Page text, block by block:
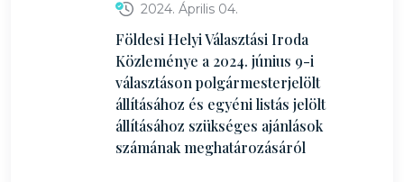
2024. Április 04.
Földesi Helyi Választási Iroda
Közleménye a 2024. június 9-i
választáson polgármesterjelölt
állításához és egyéni listás jelölt
állításához szükséges ajánlások
számának meghatározásáról